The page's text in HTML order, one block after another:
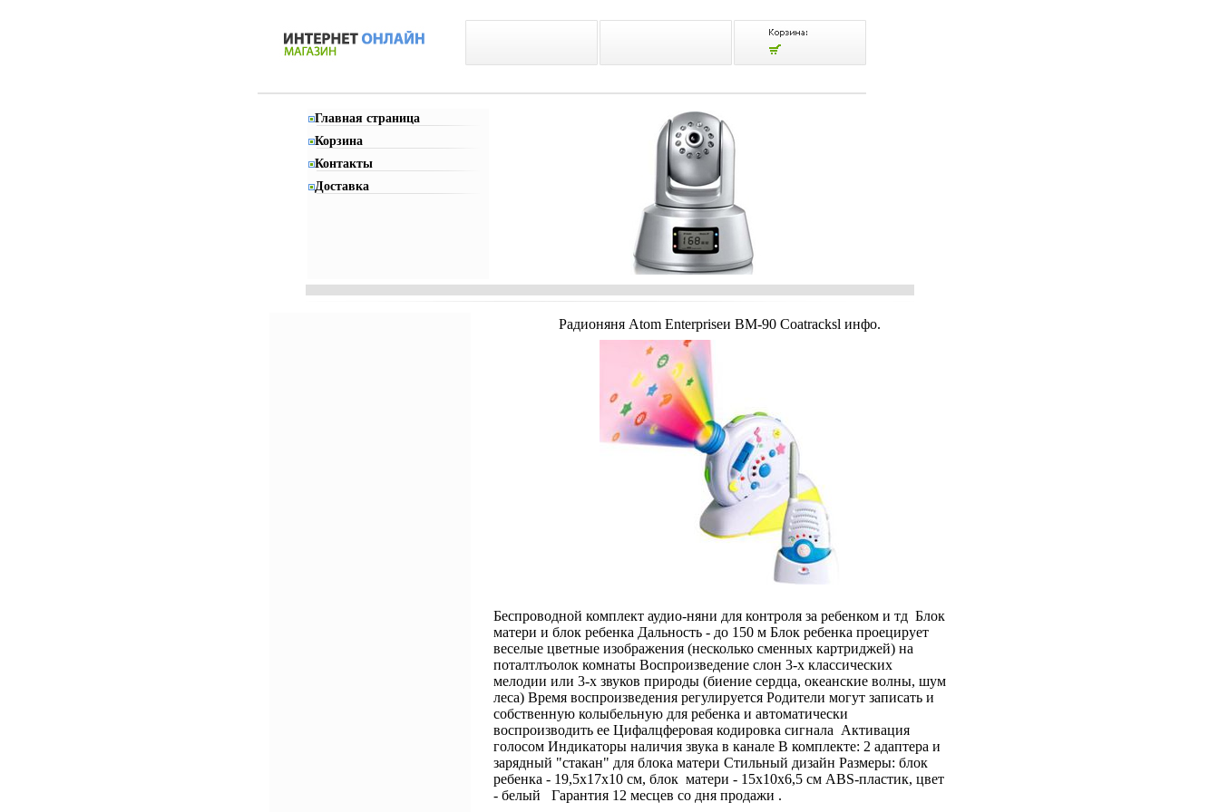
Главная страница
Корзина
Контакты
Доставка
Радионяня Atom Enterpriseи BM-90 Coatracksl инфо.
Беспроводной комплект аудио-няни для контроля за ребенком и тд Блок
матери и блок ребенка Дальность - до 150 м Блок ребенка проецирует
веселые цветные изображения (несколько сменных картриджей) на
поталтлъолок комнаты Воспроизведение слон 3-х классических
мелодии или 3-х звуков природы (биение сердца, океанские волны, шум
леса) Время воспроизведения регулируется Родители могут записать и
собственную колыбельную для ребенка и автоматически
воспроизводить ее Цифалцферовая кодировка сигнала Активация
голосом Индикаторы наличия звука в канале В комплекте: 2 адаптера и
зарядный "стакан" для блока матери Стильный дизайн Размеры: блок
ребенка - 19,5х17х10 см, блок матери - 15х10х6,5 см ABS-пластик, цвет
- белый Гарантия 12 месцев со дня продажи .